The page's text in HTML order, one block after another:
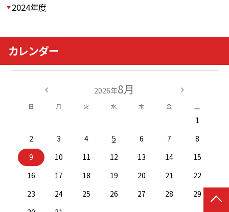
2024年度
カレンダー
2026年8月
日 月 火 水 木 金 土
1
2
3 4 5 6 7
8
9
10 11 12 13 14
15
16
17 18 19 20 21
22
23
24 25 26 27 28
29